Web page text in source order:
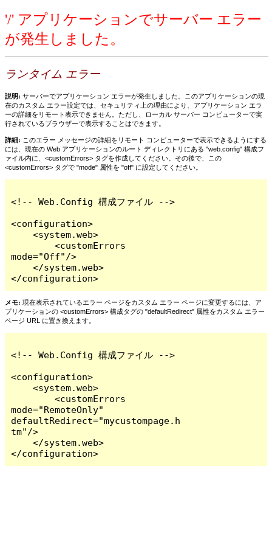
'/' アプリケーションでサーバー エラー
が発生しました。
ランタイム エラー
説明: サーバーでアプリケーション エラーが発生しました。このアプリケーションの現
在のカスタム エラー設定では、セキュリティ上の理由により、アプリケーション エラ
ーの詳細をリモート表示できません。ただし、ローカル サーバー コンピューターで実
行されているブラウザーで表示することはできます。
詳細: このエラー メッセージの詳細をリモート コンピューターで表示できるようにする
には、現在の Web アプリケーションのルート ディレクトリにある "web.config" 構成フ
ァイル内に、<customErrors> タグを作成してください。その後で、この
<customErrors> タグで "mode" 属性を "off" に設定してください。
<!-- Web.Config 構成ファイル -->
<configuration>
    <system.web>
        <customErrors
mode="Off"/>
    </system.web>
</configuration>
メモ: 現在表示されているエラー ページをカスタム エラー ページに変更するには、ア
プリケーションの <customErrors> 構成タグの "defaultRedirect" 属性をカスタム エラー
ページ URL に置き換えます。
<!-- Web.Config 構成ファイル -->
<configuration>
    <system.web>
        <customErrors
mode="RemoteOnly"
defaultRedirect="mycustompage.h
tm"/>
    </system.web>
</configuration>